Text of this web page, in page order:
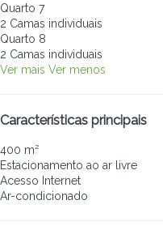
Quarto 7
2 Camas individuais
Quarto 8
2 Camas individuais
Ver mais Ver menos
Características principais
400 m²
Estacionamento ao ar livre
Acesso Internet
Ar-condicionado